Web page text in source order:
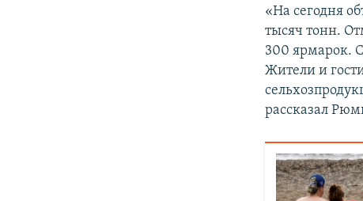
«На сегодня
тысяч тонн.
300 ярмарок.
Жители и
рассказал